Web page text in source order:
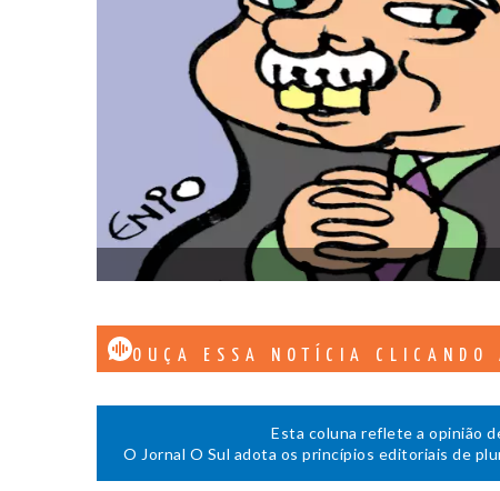
OUÇA ESSA NOTÍCIA CLICANDO
Esta coluna reflete a opinião
O Jornal O Sul adota os princípios editoriais de